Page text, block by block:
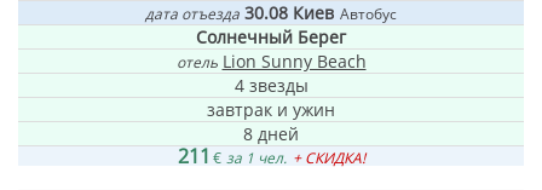
дата отъезда 30.08 Киев Автобус
Солнечный Берег
отель Lion Sunny Beach
4 звезды
завтрак и ужин
8 дней
211 € за 1 чел. + СКИДКА!